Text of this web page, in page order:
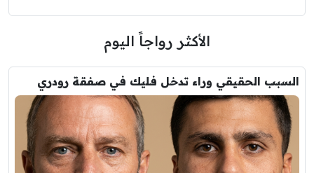
الأكثر رواجاً اليوم
السبب الحقيقي وراء تدخل فليك في صفقة رودري